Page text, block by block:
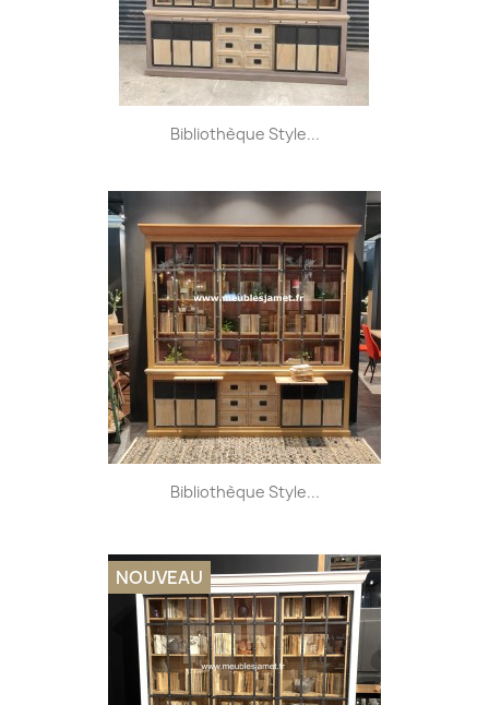
Bibliothèque Style...
Bibliothèque Style...
NOUVEAU